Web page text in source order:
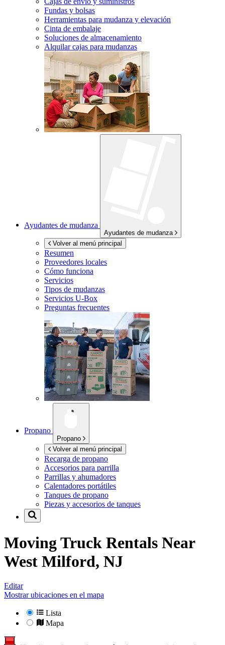
Fundas y bolsas
Herramientas para mudanza y elevación
Cinta de embalaje
Soluciones de almacenamiento
Alquilar cajas para mudanzas
Ayudantes de mudanza
Ayudantes de mudanza
Volver al menú principal
Resumen
Proveedores locales
Cómo funciona
Servicios
Tipos de mudanzas
Servicios U-Box
Preguntas frecuentes
Propano
Propano
Volver al menú principal
Recarga de propano
Accesorios para parrilla
Parrillas y ahumadores
Calentadores portátiles
Tanques de propano
Piezas y accesorios de tanques
Moving Truck Rentals Near
West Milford, NJ
Editar
Mostrar ubicaciones en el mapa
Lista
Mapa